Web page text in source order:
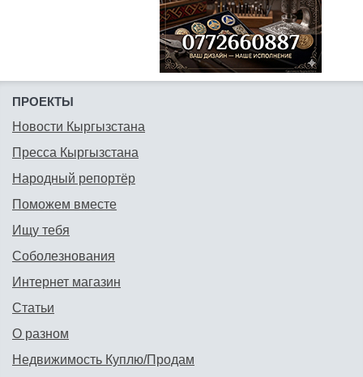
ПРОЕКТЫ
Новости Кыргызстана
Пресса Кыргызстана
Народный репортёр
Поможем вместе
Ищу тебя
Соболезнования
Интернет магазин
Статьи
О разном
Недвижимость Куплю/Продам